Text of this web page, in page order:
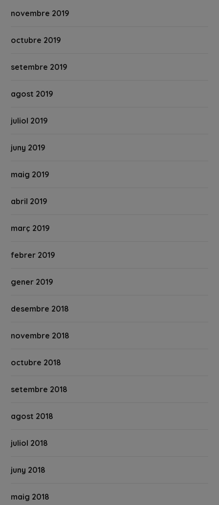
novembre 2019
octubre 2019
setembre 2019
agost 2019
juliol 2019
juny 2019
maig 2019
abril 2019
març 2019
febrer 2019
gener 2019
desembre 2018
novembre 2018
octubre 2018
setembre 2018
agost 2018
juliol 2018
juny 2018
maig 2018